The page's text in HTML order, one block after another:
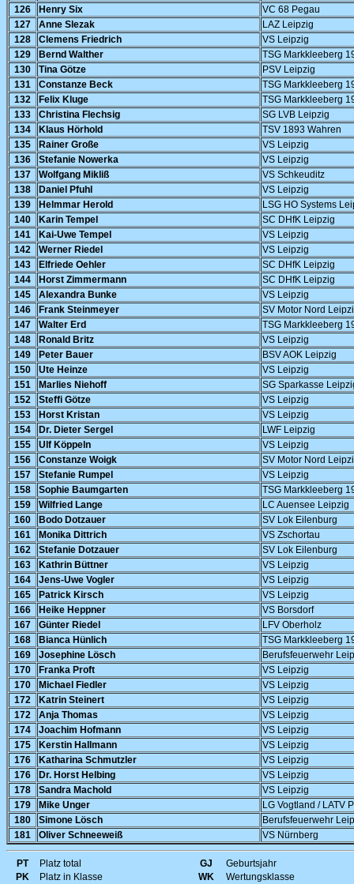
126 Henry Six
VC 68 Pegau
127
Anne Slezak
LAZ Leipzig
128
Clemens Friedrich
VS Leipzig
129
Bernd Walther
TSG Markkleeberg
130
Tina Götze
PSV Leipzig
131
Constanze Beck
TSG Markkleeberg
132
Felix Kluge
TSG Markkleeberg
133
Christina Flechsig
SG LVB Leipzig
134
Klaus Hörhold
TSV 1893 Wahren
135
Rainer Große
VS Leipzig
136
Stefanie Nowerka
VS Leipzig
137
Wolfgang Mikliß
VS Schkeuditz
138
Daniel Pfuhl
VS Leipzig
139
Helmmar Herold
LSG HO Systems
140
Karin Tempel
SC DHfK Leipzig
141
Kai-Uwe Tempel
VS Leipzig
142
Werner Riedel
VS Leipzig
143
Elfriede Oehler
SC DHfK Leipzig
144
Horst Zimmermann
SC DHfK Leipzig
145
Alexandra Bunke
VS Leipzig
146
Frank Steinmeyer
SV Motor Nord
147
Walter Erd
TSG Markkleeberg
148
Ronald Britz
VS Leipzig
149
Peter Bauer
BSV AOK Leipzig
150
Ute Heinze
VS Leipzig
151
Marlies Niehoff
SG Sparkasse
152
Steffi Götze
VS Leipzig
153
Horst Kristan
VS Leipzig
154
Dr. Dieter Sergel
LWF Leipzig
155
Ulf Köppeln
VS Leipzig
156
Constanze Woigk
SV Motor Nord
157
Stefanie Rumpel
VS Leipzig
158
Sophie Baumgarten
TSG Markkleeberg
159
Wilfried Lange
LC Auensee Leipzig
160
Bodo Dotzauer
SV Lok Eilenburg
161
Monika Dittrich
VS Zschortau
162
Stefanie Dotzauer
SV Lok Eilenburg
163
Kathrin Büttner
VS Leipzig
164
Jens-Uwe Vogler
VS Leipzig
165
Patrick Kirsch
VS Leipzig
166
Heike Heppner
VS Borsdorf
167
Günter Riedel
LFV Oberholz
168
Bianca Hünlich
TSG Markkleeberg
169
Josephine Lösch
Berufsfeuerwehr
170
Franka Proft
VS Leipzig
170
Michael Fiedler
VS Leipzig
172
Katrin Steinert
VS Leipzig
172
Anja Thomas
VS Leipzig
174
Joachim Hofmann
VS Leipzig
175
Kerstin Hallmann
VS Leipzig
176
Katharina Schmutzler
VS Leipzig
176
Dr. Horst Helbing
VS Leipzig
178
Sandra Machold
VS Leipzig
179
Mike Unger
LG Vogtland / LATV
180
Simone Lösch
Berufsfeuerwehr
181
Oliver Schneeweiß VS Nürnberg
PT Platz total GJ
Geburtsjahr
PK
Platz in Klasse WK
Wertungsklasse